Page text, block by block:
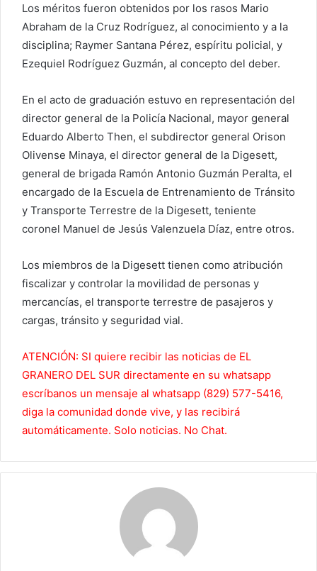
Los méritos fueron obtenidos por los rasos Mario
Abraham de la Cruz Rodríguez, al conocimiento y a la
disciplina; Raymer Santana Pérez, espíritu policial, y
Ezequiel Rodríguez Guzmán, al concepto del deber.
En el acto de graduación estuvo en representación del
director general de la Policía Nacional, mayor general
Eduardo Alberto Then, el subdirector general Orison
Olivense Minaya, el director general de la Digesett,
general de brigada Ramón Antonio Guzmán Peralta, el
encargado de la Escuela de Entrenamiento de Tránsito
y Transporte Terrestre de la Digesett, teniente
coronel Manuel de Jesús Valenzuela Díaz, entre otros.
Los miembros de la Digesett tienen como atribución
fiscalizar y controlar la movilidad de personas y
mercancías, el transporte terrestre de pasajeros y
cargas, tránsito y seguridad vial.
ATENCIÓN: SI quiere recibir las noticias de EL
GRANERO DEL SUR directamente en su whatsapp
escríbanos un mensaje al whatsapp (829) 577-5416,
diga la comunidad donde vive, y las recibirá
automáticamente. Solo noticias. No Chat.